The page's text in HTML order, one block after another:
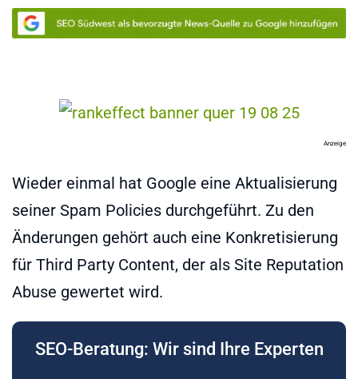
Anzeige
Wieder einmal hat Google eine Aktualisierung
seiner Spam Policies durchgeführt. Zu den
Änderungen gehört auch eine Konkretisierung
für Third Party Content, der als Site Reputation
Abuse gewertet wird.
SEO-Beratung: Wir sind Ihre Experten